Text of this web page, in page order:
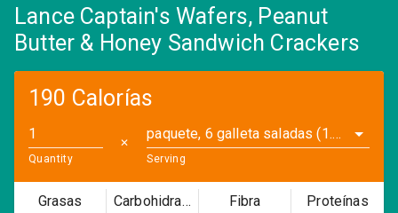
Lance Captain's Wafers, Peanut
Butter & Honey Sandwich Crackers
190 Calorías
Quantity
✕
paquete, 6 galleta saladas (1.4 oz)
Serving
Grasas Carbohidratos Fibra Proteínas